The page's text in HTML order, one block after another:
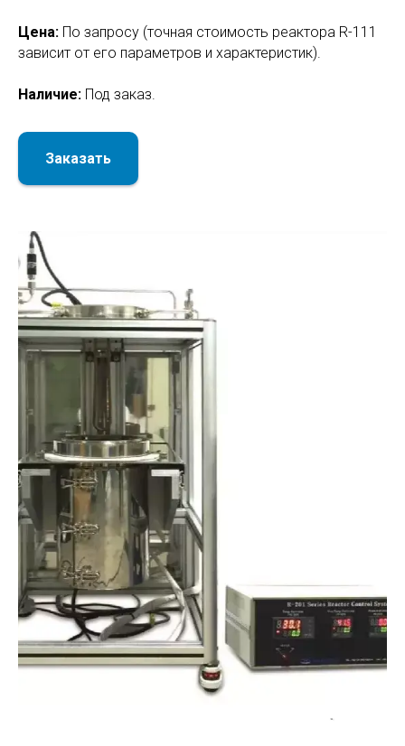
Цена: По запросу (точная стоимость реактора R-111
зависит от его параметров и характеристик).
Наличие: Под заказ.
Заказать